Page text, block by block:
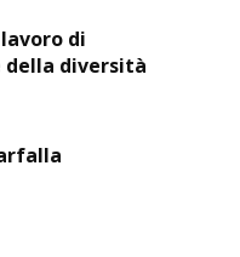
di
della diversità